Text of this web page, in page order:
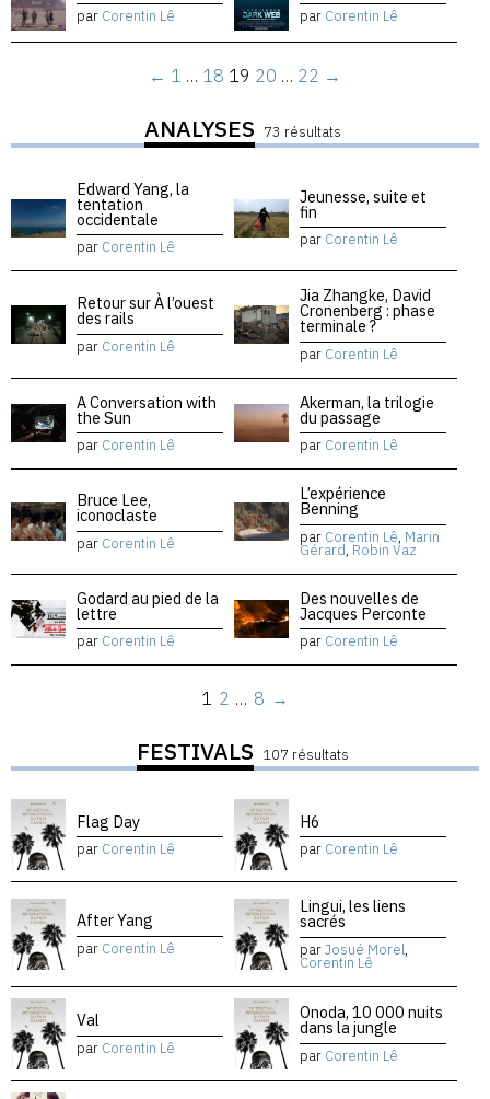
par Corentin Lê par Corentin Lê
← 1 … 18 19 20 … 22 →
ANALYSES 73 résultats
Edward Yang, la
tentation
occidentale
par Corentin Lê
Jeunesse, suite et
fin
par Corentin Lê
Retour sur À l’ouest
des rails
par Corentin Lê
Jia Zhangke, David
Cronenberg : phase
terminale ?
par Corentin Lê
A Conversation with
the Sun
par Corentin Lê
Akerman, la trilogie
du passage
par Corentin Lê
Bruce Lee,
iconoclaste
par Corentin Lê
L’expérience
Benning
par Corentin Lê, Marin
Gérard, Robin Vaz
Godard au pied de la
lettre
par Corentin Lê
Des nouvelles de
Jacques Perconte
par Corentin Lê
1 2 … 8 →
FESTIVALS 107 résultats
Flag Day
par Corentin Lê
H6
par Corentin Lê
After Yang
par Corentin Lê
Lingui, les liens
sacrés
parJosué Morel,
Corentin Lê
Val
par Corentin Lê
Onoda, 10 000 nuits
dans la jungle
par Corentin Lê